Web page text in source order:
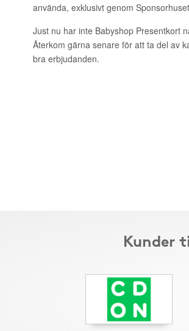
använda, exklusivt genom
Just nu har inte Babyshop Presentkort
Återkom gärna senare för att ta del av
bra erbjudanden.
Kunder